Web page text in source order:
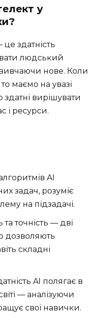
у
це здатність
людський
нове. Коли
маємо на увазі
вирішувати
і ресурси.
AI
задач, розуміє
на підзадачі.
точність — дві
дозволяють
складні
AI полягає в
— аналізуючи
свої навички.